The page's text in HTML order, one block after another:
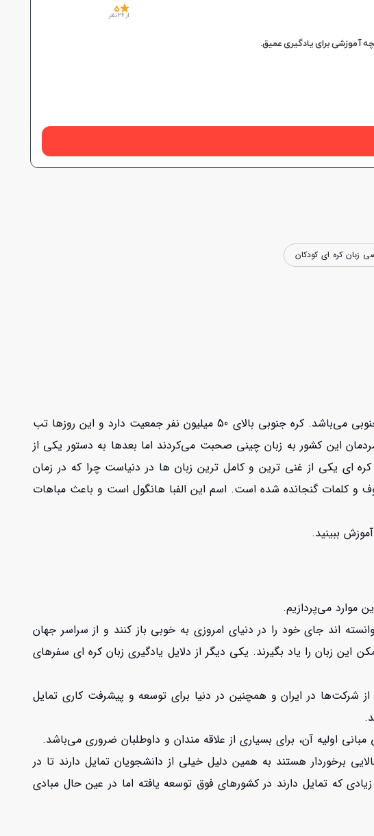
5
از 26 نظر
زبان کره ای کودکان
نفر جمعیت دارد و این روزها تب
این کشور به زبان چینی صحبت می‌کردند اما بعدها به دستور یکی از
ای یکی از غنی ترین و کامل ترین زبان ها در دنیاست چرا که در زمان
و کلمات گنجانده شده است. اسم این الفبا هانگول است و باعث مباهات
ببینید.
موارد می‌پردازیم.
اند جای خود را در دنیای امروزی به خوبی باز کنند و از سراسر جهان
این زبان را یاد بگیرند. یکی دیگر از دلایل یادگیری زبان کره ای سفرهای
در ایران و همچنین در دنیا برای توسعه و پیشرفت کاری تمایل
اولیه آن، برای بسیاری از علاقه مندان و داوطلبان ضروری می‌باشد.
برخوردار هستند به همین دلیل خیلی از دانشجویان تمایل دارند تا در
که تمایل دارند در کشورهای فوق توسعه یافته اما در عین حال مبادی